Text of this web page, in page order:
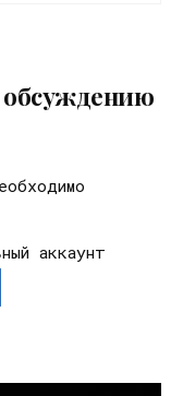
обсуждению
аккаунт